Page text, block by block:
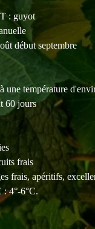
: guyot
début septembre
température
60 jours
frais
frais, apéritifs,
4°-6°C.